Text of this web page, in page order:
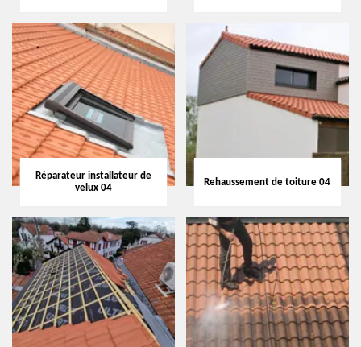
Réparateur installateur de
velux 04
Rehaussement de toiture 04